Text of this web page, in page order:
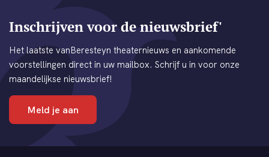
Inschrijven voor de nieuwsbrief'
Het laatste vanBeresteyn theaternieuws en aankomende
voorstellingen direct in uw mailbox. Schrijf u in voor onze
maandelijkse nieuwsbrief!
Meld je aan